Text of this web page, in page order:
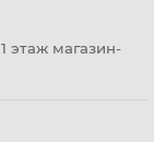
этаж магазин-